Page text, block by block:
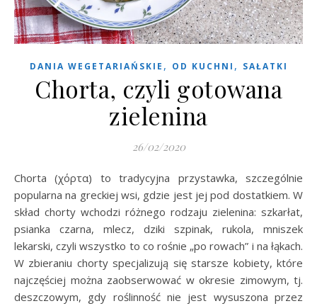
DANIA WEGETARIAŃSKIE , OD KUCHNI , SAŁATKI
Chorta, czyli gotowana
zielenina
26/02/2020
Chorta (χόρτα) to tradycyjna przystawka, szczególnie
popularna na greckiej wsi, gdzie jest jej pod dostatkiem. W
skład chorty wchodzi różnego rodzaju zielenina: szkarłat,
psianka czarna, mlecz, dziki szpinak, rukola, mniszek
lekarski, czyli wszystko to co rośnie „po rowach” i na łąkach.
W zbieraniu chorty specjalizują się starsze kobiety, które
najczęściej można zaobserwować w okresie zimowym, tj.
deszczowym, gdy roślinność nie jest wysuszona przez